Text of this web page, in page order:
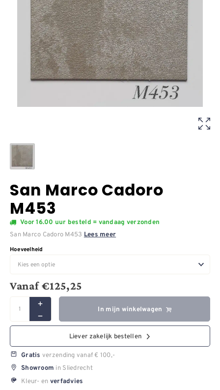
San Marco Cadoro
M453
Voor 16.00 uur besteld = vandaag verzonden
San Marco Cadoro M453 Lees meer
Hoeveelheid
Vanaf€125,25
In mijn winkelwagen
Liever zakelijk bestellen
Gratis verzending vanaf € 100,-
Showroom in Sliedrecht
Kleur- en verfadvies